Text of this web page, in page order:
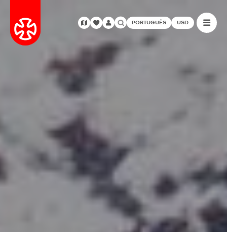
PORTUGUÊS USD